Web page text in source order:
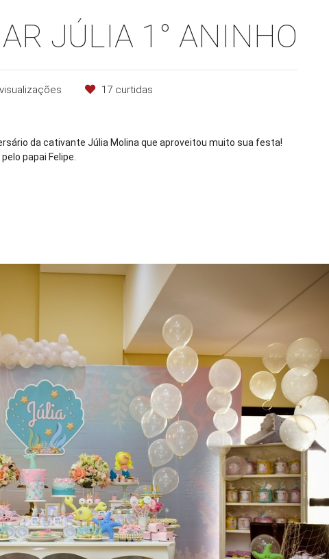
JÚLIA 1° ANINHO
visualizações 17 curtidas
da cativante Júlia Molina que aproveitou muito sua festa!
papai Felipe.